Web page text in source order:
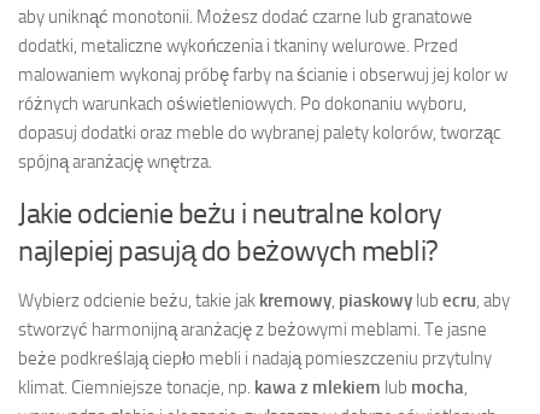
aby uniknąć monotonii. Możesz dodać czarne lub granatowe
dodatki, metaliczne wykończenia i tkaniny welurowe. Przed
malowaniem wykonaj próbę farby na ścianie i obserwuj jej kolor w
różnych warunkach oświetleniowych. Po dokonaniu wyboru,
dopasuj dodatki oraz meble do wybranej palety kolorów, tworząc
spójną aranżację wnętrza.
Jakie odcienie beżu i neutralne kolory
najlepiej pasują do beżowych mebli?
Wybierz odcienie beżu, takie jak kremowy piaskowy lub ecru , aby
stworzyć harmonijną aranżację z beżowymi meblami. Te jasne
beże podkreślają ciepło mebli i nadają pomieszczeniu przytulny
klimat. Ciemniejsze tonacje, np. kawa z mlekiem lub mocha